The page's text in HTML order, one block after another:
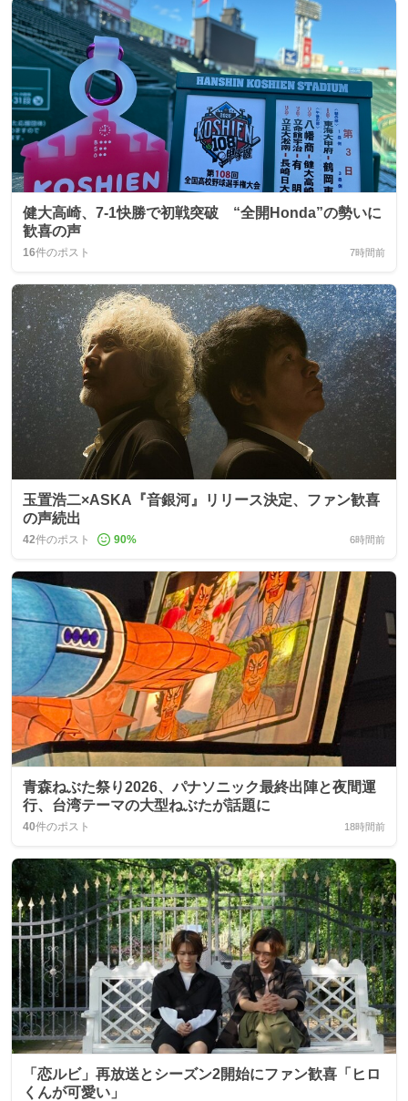
健大高崎、7-1快勝で初戦突破 “全開Honda”の勢いに
歓喜の声
16件のポスト 7時間前
玉置浩二×ASKA『音銀河』リリース決定、ファン歓喜
の声続出
42件のポスト 90% 6時間前
青森ねぶた祭り2026、パナソニック最終出陣と夜間運
行、台湾テーマの大型ねぶたが話題に
40件のポスト 18時間前
「恋ルビ」再放送とシーズン2開始にファン歓喜「ヒロ
くんが可愛い」